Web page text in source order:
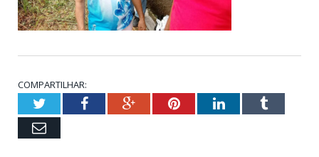
COMPARTILHAR:
TwitterFacebookGoogle+PinterestLinkedInTumblr
Email